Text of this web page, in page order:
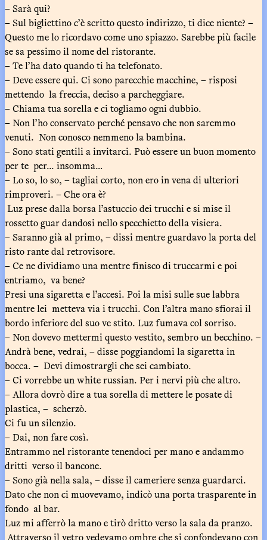
– Sarà qui?
– Sul bigliettino c’è scritto questo indirizzo, ti dice niente? –
Questo me lo ricordavo come uno spiazzo. Sarebbe più facile
se sa pessimo il nome del ristorante.
– Te l’ha dato quando ti ha telefonato.
– Deve essere qui. Ci sono parecchie macchine, – risposi
mettendo la freccia, deciso a parcheggiare.
– Chiama tua sorella e ci togliamo ogni dubbio.
– Non l’ho conservato perché pensavo che non saremmo
venuti. Non conosco nemmeno la bambina.
– Sono stati gentili a invitarci. Può essere un buon momento
per te per... insomma…
– Lo so, lo so, – tagliai corto, non ero in vena di ulteriori
rimproveri. – Che ora è?
Luz prese dalla borsa l’astuccio dei trucchi e si mise il
rossetto guar dandosi nello specchietto della visiera.
– Saranno già al primo, – dissi mentre guardavo la porta del
risto rante dal retrovisore.
– Ce ne dividiamo una mentre finisco di truccarmi e poi
entriamo, va bene?
Presi una sigaretta e l’accesi. Poi la misi sulle sue labbra
mentre lei metteva via i trucchi. Con l’altra mano sfiorai il
bordo inferiore del suo ve stito. Luz fumava col sorriso.
– Non dovevo mettermi questo vestito, sembro un becchino. –
Andrà bene, vedrai, – disse poggiandomi la sigaretta in
bocca. – Devi dimostrargli che sei cambiato.
– Ci vorrebbe un white russian. Per i nervi più che altro.
– Allora dovrò dire a tua sorella di mettere le posate di
plastica, – scherzò.
Ci fu un silenzio.
– Dai, non fare così.
Entrammo nel ristorante tenendoci per mano e andammo
dritti verso il bancone.
– Sono già nella sala, – disse il cameriere senza guardarci.
Dato che non ci muovevamo, indicò una porta trasparente in
fondo al bar.
Luz mi afferrò la mano e tirò dritto verso la sala da pranzo.
Attraverso il vetro vedevamo ombre che si confondevano con